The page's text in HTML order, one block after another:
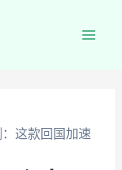
这款回国加速